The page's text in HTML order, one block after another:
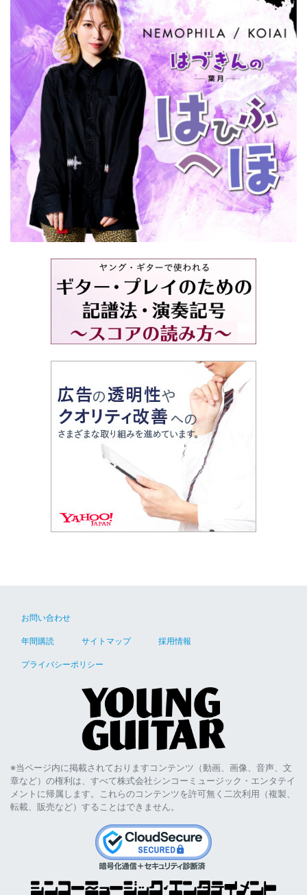
お問い合わせ
年間購読 サイトマップ 採用情報
プライバシーポリシー
※当ページ内に掲載されておりますコンテンツ（動画、画像、音声、文
章など）の権利は、すべて株式会社シンコーミュージック・エンタテイ
メントに帰属します。これらのコンテンツを許可無く二次利用（複製、
転載、販売など）することはできません。